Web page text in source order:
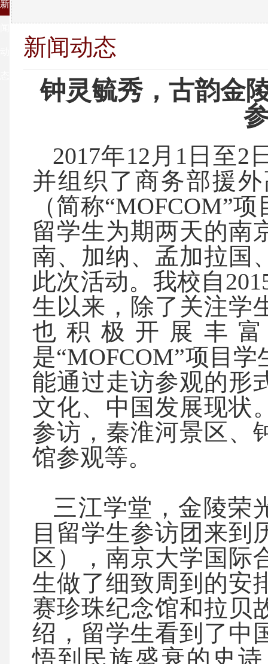
新
新闻动态
钟灵毓秀，古韵
2017年12月1日至2
并组织了商务部援
（简称“MOFCOM”
留学生为期两天的南
南、加纳、孟加拉国
此次活动。我校自
生以来，除了关注学
也积极开展丰
是“MOFCOM”项目
能通过走访参观的形
文化、中国发展现状
参访，秦淮河景区、
馆参观等。
三江学堂，金陵荣
目留学生参访团来到
区），南京大学国际
生做了细致周到的安
赛珍珠纪念馆和拉贝
绍，留学生看到了中
悟到民族盛衰的史